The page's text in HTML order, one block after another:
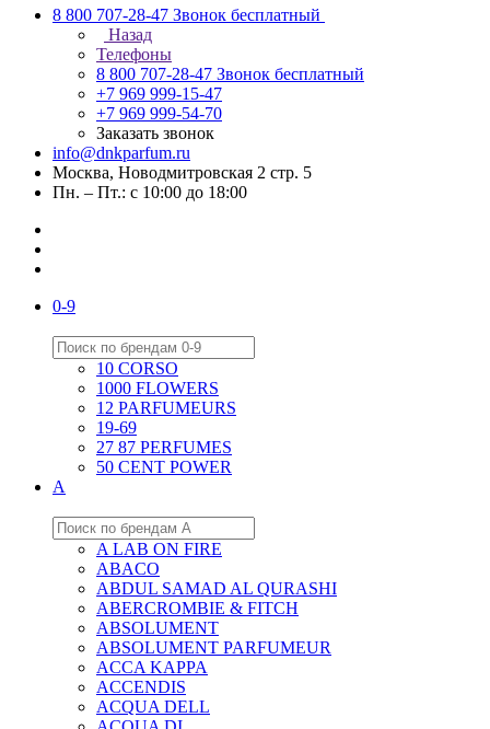
8 800 707-28-47 Звонок бесплатный
Назад
Телефоны
8 800 707-28-47 Звонок бесплатный
+7 969 999-15-47
+7 969 999-54-70
Заказать звонок
info@dnkparfum.ru
Москва, Новодмитровская 2 стр. 5
Пн. – Пт.: с 10:00 до 18:00
0-9
10 CORSO
1000 FLOWERS
12 PARFUMEURS
19-69
27 87 PERFUMES
50 CENT POWER
A
A LAB ON FIRE
ABACO
ABDUL SAMAD AL QURASHI
ABERCROMBIE & FITCH
ABSOLUMENT
ABSOLUMENT PARFUMEUR
ACCA KAPPA
ACCENDIS
ACQUA DELL